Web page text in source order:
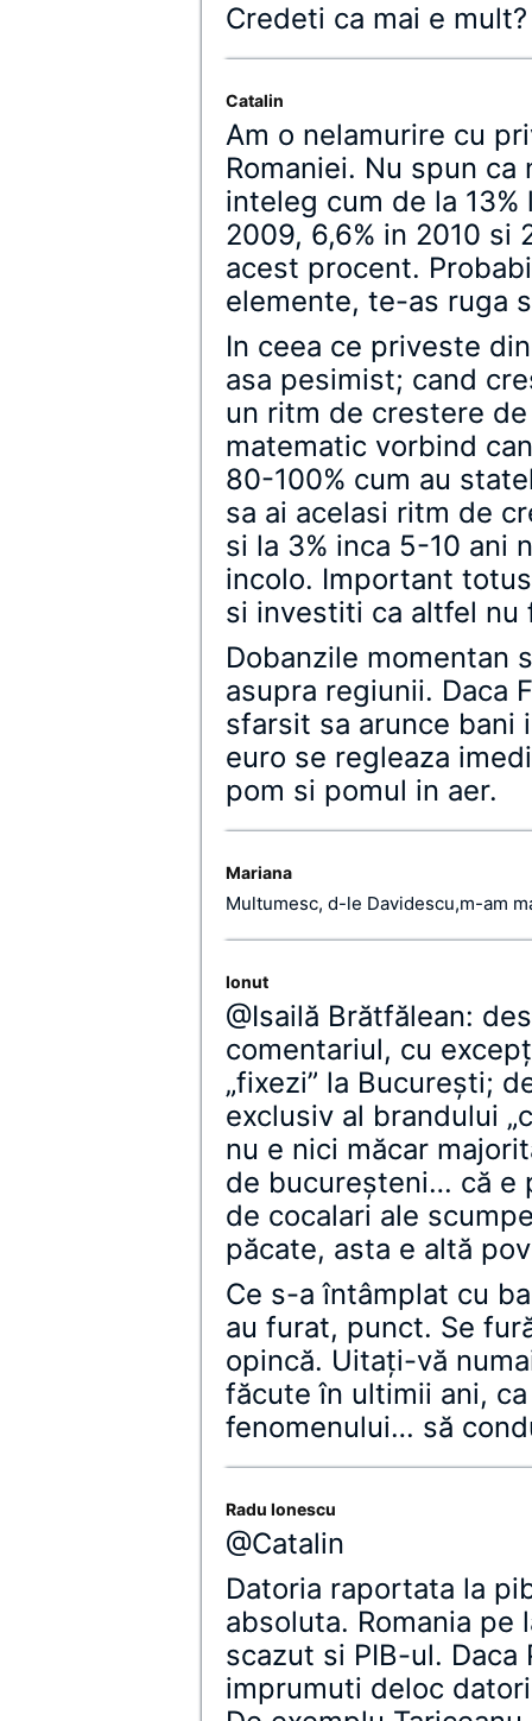
Credeti ca mai e mult?
Catalin
Am o nelamurire cu
Romaniei. Nu spun ca
inteleg cum de la 13%
2009, 6,6% in 2010 si
acest procent.
elemente, te-as ruga
In ceea ce priveste
asa pesimist; cand
un ritm de crestere
matematic vorbind
80-100% cum au
sa ai acelasi ritm de
si la 3% inca 5-10 ani
incolo. Important
si investiti ca altfel nu
Dobanzile momentan
asupra regiunii. Daca
sfarsit sa arunce bani
euro se regleaza
pom si pomul in aer.
Mariana
Multumesc, d-le Davidescu,m-am
Ionut
@Isailă Brătfălean:
comentariul, cu
„fixezi” la Bucureşti;
exclusiv al brandului
nu e nici măcar
de bucureşteni… că e
de cocalari ale
păcate, asta e altă
Ce s-a întâmplat cu
au furat, punct. Se
opincă. Uitaţi-vă
făcute în ultimii ani,
fenomenului… să
Radu Ionescu
@Catalin
Datoria raportata la
absoluta. Romania pe
scazut si PIB-ul.
imprumuti deloc